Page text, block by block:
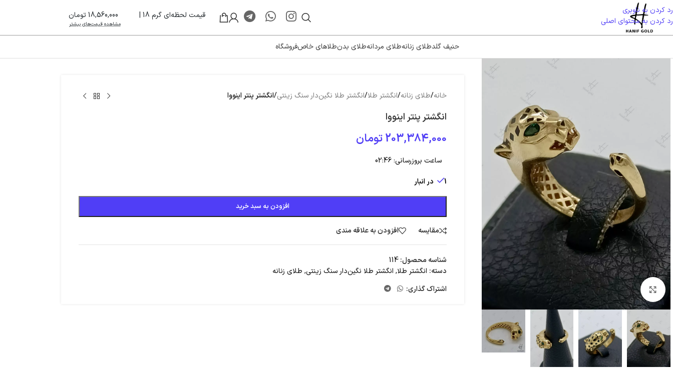
رد کردن به ناوبری
رد کردن به محتوای اصلی
قیمت لحظه‌ای گرم 18 | 18,560,000 تومان
مشاهده قیمت‌های بیشتر
حنیف گلدطلای زنانهطلای مردانهطلای بدنطلاهای خاصفروشگاه
بزرگنمایی تصویر
خانه/طلای زنانه/انگشتر طلا/انگشتر طلا نگین‌دار سنگ زینتی/انگشتر پنتر اینووا
انگشتر پنتر اینووا
203,384,000تومان
ساعت بروزرسانی:02:46
1 در انبار
افزودن به سبد خرید
مقایسه افزودن به علاقه مندی
شناسه محصول:114
دسته: انگشتر طلا, انگشتر طلا نگین‌دار سنگ زینتی, طلای زنانه
اشتراک گذاری: